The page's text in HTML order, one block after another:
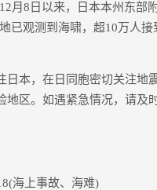
8日以来，日本本州东部
已观测到海啸，超10万人
，在日同胞密切关注地震
区。如遇紧急情况，请及
海上事故、海难)